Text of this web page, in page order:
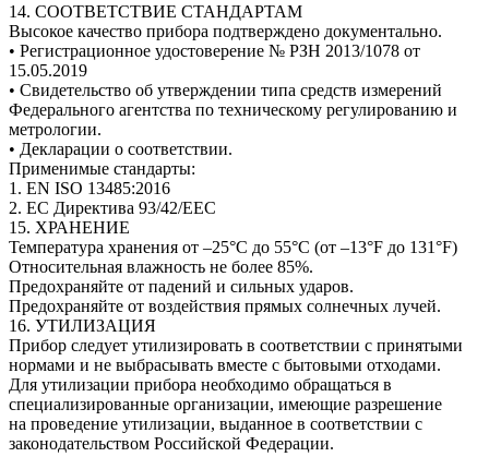
14. СООТВЕТСТВИЕ СТАНДАРТАМ
Высокое качество прибора подтверждено документально.
• Регистрационное удостоверение № РЗН 2013/1078 от
15.05.2019
• Свидетельство об утверждении типа средств измерений
Федерального агентства по техническому регулированию и
метрологии.
• Декларации о соответствии.
Применимые стандарты:
1. EN ISO 13485:2016
2. ЕС Директива 93/42/EEC
15. ХРАНЕНИЕ
Температура хранения от –25°C до 55°C (от –13°F до 131°F)
Относительная влажность не более 85%.
Предохраняйте от падений и сильных ударов.
Предохраняйте от воздействия прямых солнечных лучей.
16. УТИЛИЗАЦИЯ
Прибор следует утилизировать в соответствии с принятыми
нормами и не выбрасывать вместе с бытовыми отходами.
Для утилизации прибора необходимо обращаться в
специализированные организации, имеющие разрешение
на проведение утилизации, выданное в соответствии с
законодательством Российской Федерации.